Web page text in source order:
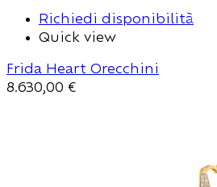
Richiedi disponibilità
Quick view
Frida Heart Orecchini
8.630,00 €